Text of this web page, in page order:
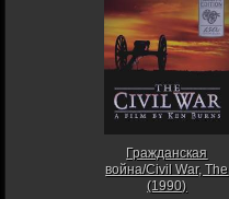
Гражданская
война/Civil War, The
(1990)